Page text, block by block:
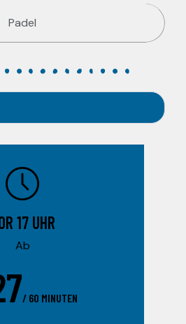
Padel
17 UHR
Ab
/ 60 MINUTEN